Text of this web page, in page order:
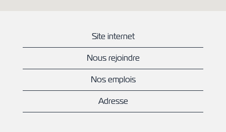
Site internet
Nous rejoindre
Nos emplois
Adresse